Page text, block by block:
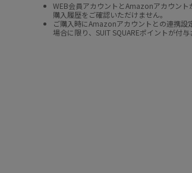
WEB会員アカウントとAmazonアカウント
購入履歴をご確認いただけません。
ご購入時にAmazonアカウントとの連携設
場合に限り、SUIT SQUAREポイントが付与